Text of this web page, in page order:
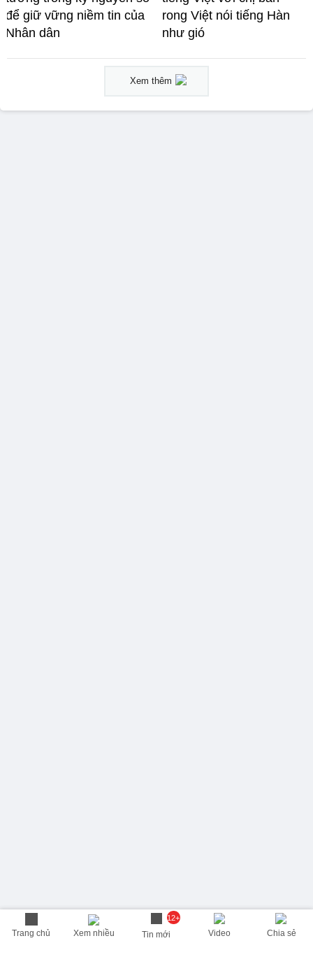
Trang chủ Xem nhiều
12+
Tin mới Video Chia sẻ
để giữ vững niềm tin của
Nhân dân
rong Việt nói tiếng Hàn
như gió
Xem thêm